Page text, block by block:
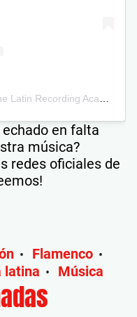
Una publicación compartida por The Latin Recording Academy (@latingrammys)
echado en falta
música?
redes oficiales de
• Flamenco •
latina • Música